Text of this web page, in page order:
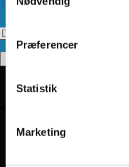
Præferencer
Statistik
Marketing
Tilmeld dig vores nyhedsbrev